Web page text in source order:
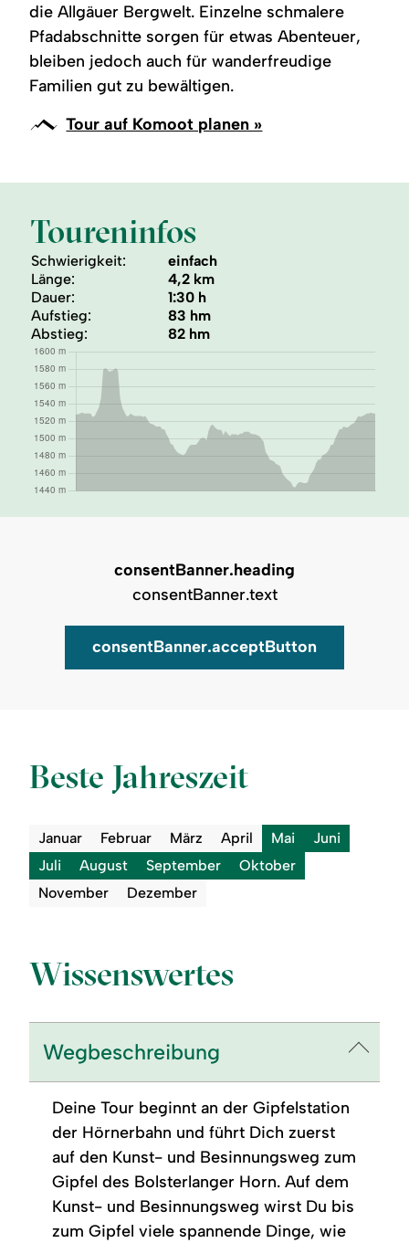
die Allgäuer Bergwelt. Einzelne schmalere
Pfadabschnitte sorgen für etwas Abenteuer,
bleiben jedoch auch für wanderfreudige
Familien gut zu bewältigen.
Tour auf Komoot planen »
Toureninfos
Schwierigkeit:
einfach
Länge:
4,2 km
Dauer:
1:30 h
Aufstieg:
83 hm
Abstieg:
82 hm
consentBanner.heading
consentBanner.text
consentBanner.acceptButton
Beste Jahreszeit
Januar Februar März April Mai
Juni
Juli
August September
Oktober
November
Dezember
Wissenswertes
Wegbeschreibung
Deine Tour beginnt an der Gipfelstation
der Hörnerbahn und führt Dich zuerst
auf den Kunst- und Besinnungsweg zum
Gipfel des Bolsterlanger Horn. Auf dem
Kunst- und Besinnungsweg wirst Du bis
zum Gipfel viele spannende Dinge, wie